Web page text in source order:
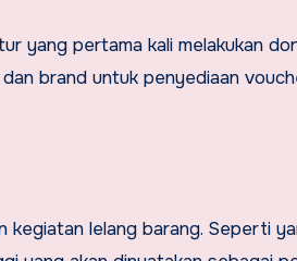
yang pertama kali melakukan
brand untuk penyediaan
kegiatan lelang barang. Seperti